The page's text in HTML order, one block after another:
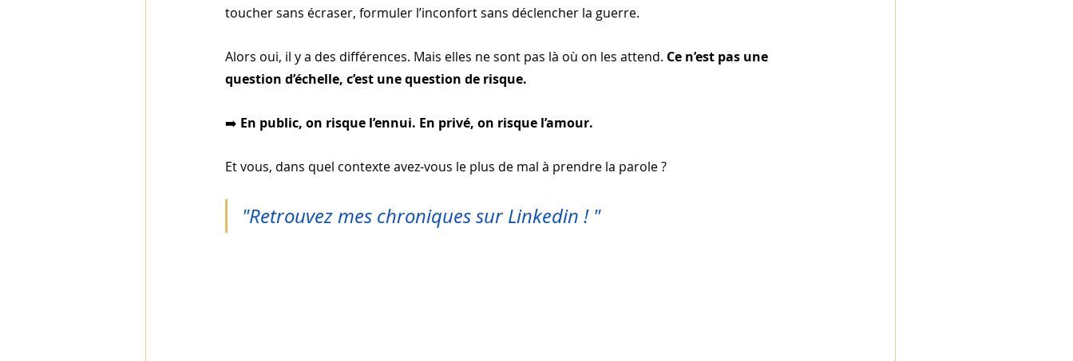
toucher sans écraser, formuler l’inconfort sans déclencher la guerre.
Alors oui, il y a des différences. Mais elles ne sont pas là où on les attend. Ce n’est pas une
question d’échelle, c’est une question de risque.
➡️ En public, on risque l’ennui. En privé, on risque l’amour.
Et vous, dans quel contexte avez-vous le plus de mal à prendre la parole ?
"Retrouvez mes chroniques sur Linkedin ! "